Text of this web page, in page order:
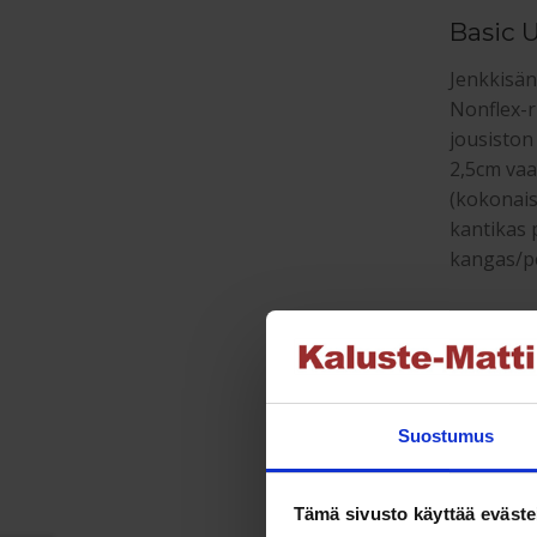
Suostumus
Tämä sivusto käyttää
Basic
Nonflex-
jousiston
2,5cm
kantikas
kangas/
noin